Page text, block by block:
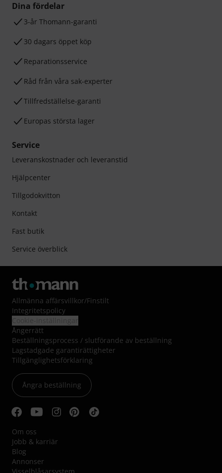
Dina fördelar
3-år Thomann-garanti
30 dagars öppet köp
Reparationsservice
Råd från våra sak-experter
Tillfredställelse-garanti
Europas största lager
Service
Leveranskostnader och leveranstid
Hjälpcenter
Tillgodokvitton
Kontakt
Fast butik
Service överblick
Allmänna affärsvillkor/Finstilt
Integritetspolicy
Ångerrätt
Beställningsprocess / slutförande av beställning
Lagstadgade garantirättigheter
Tillgänglighetsförklaring
Ångra beställning
Om oss
Jobb & karriär
Blog
Annonser